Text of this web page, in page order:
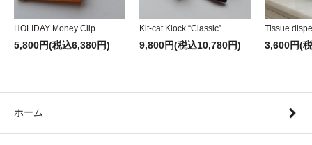
HOLIDAY Money Clip
5,800円(税込6,380円)
Kit-cat Klock “Classic”
9,800円(税込10,780円)
Tissue
3,600円(
ホーム